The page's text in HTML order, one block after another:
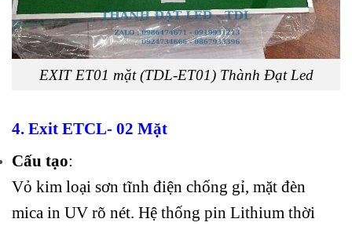
EXIT ET01 mặt (TDL-ET01) Thành Đạt Led
4. Exit ETCL- 02 Mặt
Cấu tạo:
Vỏ kim loại sơn tĩnh điện chống gỉ, mặt đèn
mica in UV rõ nét. Hệ thống pin Lithium thời